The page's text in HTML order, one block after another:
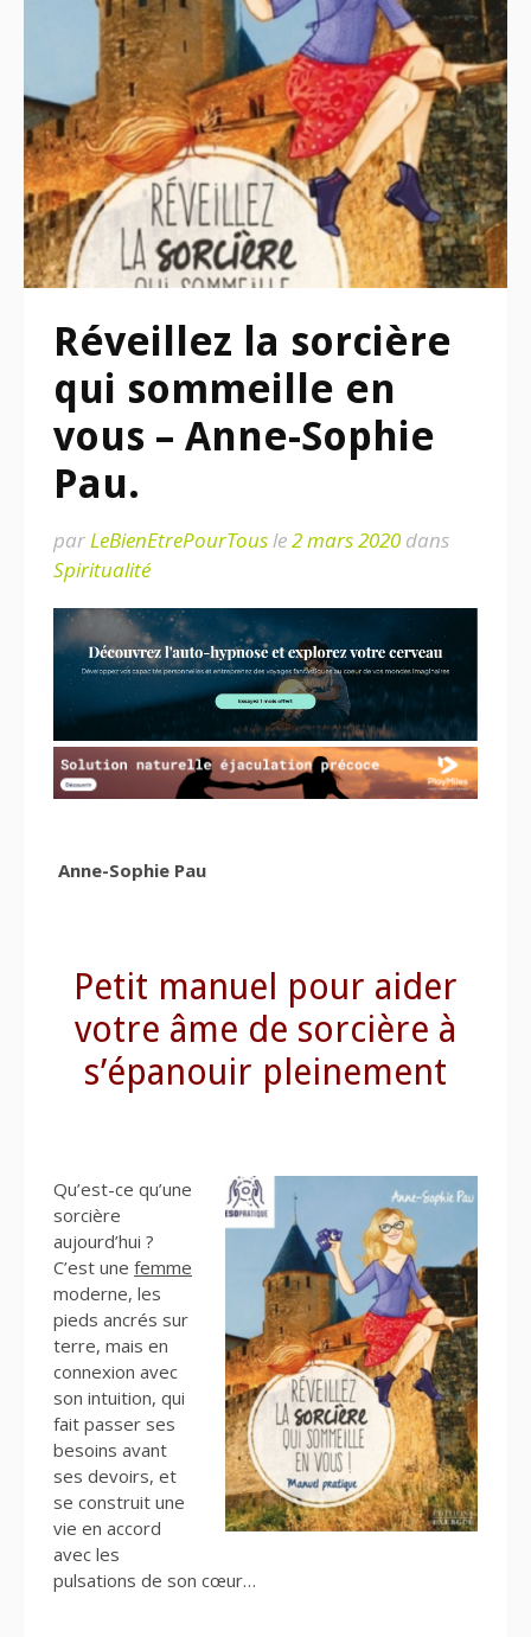
Réveillez la sorcière
qui sommeille en
vous – Anne-Sophie
Pau.
parLeBienEtrePourTousle2 mars 2020 dans
Spiritualité
Anne-Sophie Pau
Petit manuel pour aider
votre âme de sorcière à
s’épanouir pleinement
Qu’est-ce qu’une
sorcière
aujourd’hui ?
C’est une femme
moderne, les
pieds ancrés sur
terre, mais en
connexion avec
son intuition, qui
fait passer ses
besoins avant
ses devoirs, et
se construit une
vie en accord
avec les
pulsations de son cœur…